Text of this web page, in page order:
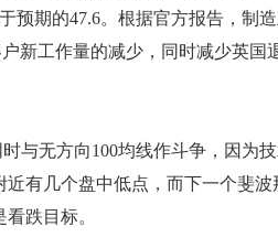
预期的47.6。根据官方报告，制
新工作量的减少，同时减少英国
无方向100均线作斗争，因为技
有几个盘中低点，而下一个斐波
跌目标。